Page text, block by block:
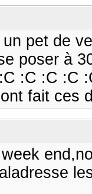
pet de
poser à
:C :C :C
fait ces